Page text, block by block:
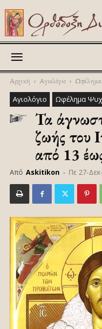
Αρχική Αγιολόγιο
Αγιολόγιο Ωφέλημα
Τα
ζωής του
από 13
Από Askitikon - Πε 27-